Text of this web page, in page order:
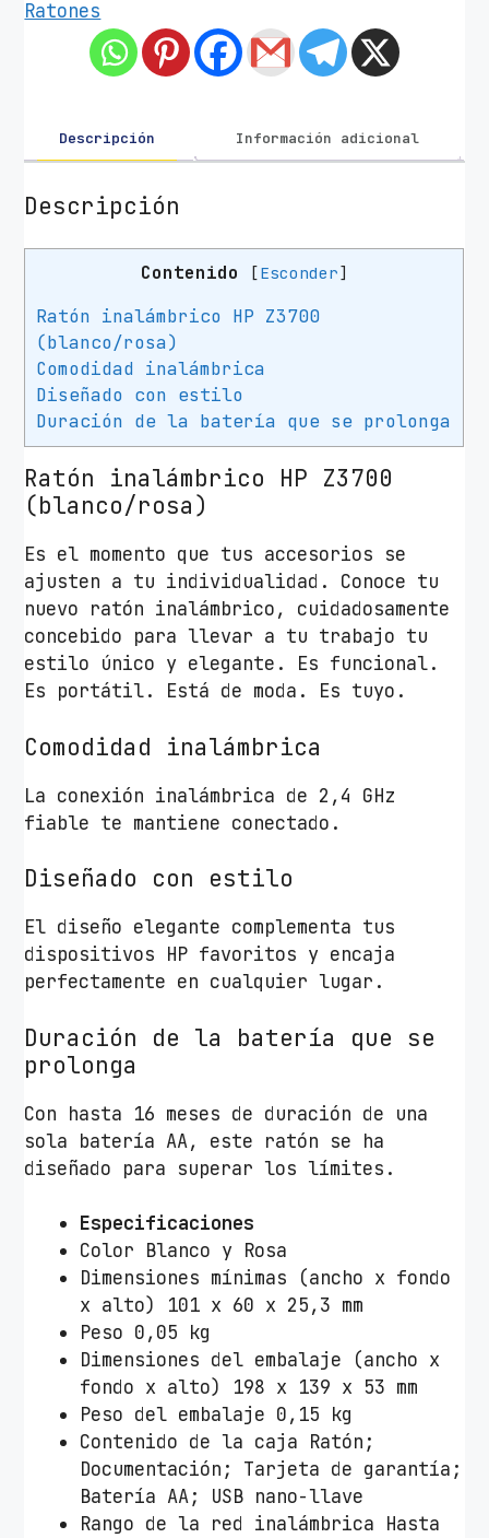
m
b
i
7
0
0
/
H
a
s
t
a
1
0
D
P
/
l
a
n
o
y
o
s
a
Ratones
Descripción Información adicional
Descripción
Contenido [Esconder]
Ratón inalámbrico HP Z3700
(blanco/rosa)
Comodidad inalámbrica
Diseñado con estilo
Duración de la batería que se prolonga
Ratón inalámbrico HP Z3700
(blanco/rosa)
Es el momento que tus accesorios se
ajusten a tu individualidad. Conoce tu
nuevo ratón inalámbrico, cuidadosamente
concebido para llevar a tu trabajo tu
estilo único y elegante. Es funcional.
Es portátil. Está de moda. Es tuyo.
Comodidad inalámbrica
La conexión inalámbrica de 2,4 GHz
fiable te mantiene conectado.
Diseñado con estilo
El diseño elegante complementa tus
dispositivos HP favoritos y encaja
perfectamente en cualquier lugar.
Duración de la batería que se
prolonga
Con hasta 16 meses de duración de una
sola batería AA, este ratón se ha
diseñado para superar los límites.
Especificaciones
Color Blanco y Rosa
Dimensiones mínimas (ancho x fondo
x alto) 101 x 60 x 25,3 mm
Peso 0,05 kg
Dimensiones del embalaje (ancho x
fondo x alto) 198 x 139 x 53 mm
Peso del embalaje 0,15 kg
Contenido de la caja Ratón;
Documentación; Tarjeta de garantía;
Batería AA; USB nano-llave
Rango de la red inalámbrica Hasta